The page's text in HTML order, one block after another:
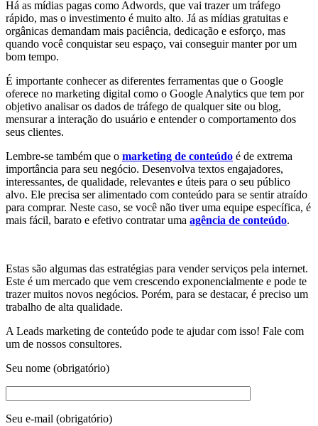
Há as mídias pagas como Adwords, que vai trazer um tráfego
rápido, mas o investimento é muito alto. Já as mídias gratuitas e
orgânicas demandam mais paciência, dedicação e esforço, mas
quando você conquistar seu espaço, vai conseguir manter por um
bom tempo.
É importante conhecer as diferentes ferramentas que o Google
oferece no marketing digital como o Google Analytics que tem por
objetivo analisar os dados de tráfego de qualquer site ou blog,
mensurar a interação do usuário e entender o comportamento dos
seus clientes.
Lembre-se também que o marketing de conteúdo é de extrema
importância para seu negócio. Desenvolva textos engajadores,
interessantes, de qualidade, relevantes e úteis para o seu público
alvo. Ele precisa ser alimentado com conteúdo para se sentir atraído
para comprar. Neste caso, se você não tiver uma equipe específica, é
mais fácil, barato e efetivo contratar uma agência de conteúdo.
Estas são algumas das estratégias para vender serviços pela internet.
Este é um mercado que vem crescendo exponencialmente e pode te
trazer muitos novos negócios. Porém, para se destacar, é preciso um
trabalho de alta qualidade.
A Leads marketing de conteúdo pode te ajudar com isso! Fale com
um de nossos consultores.
Seu nome (obrigatório)
Seu e-mail (obrigatório)